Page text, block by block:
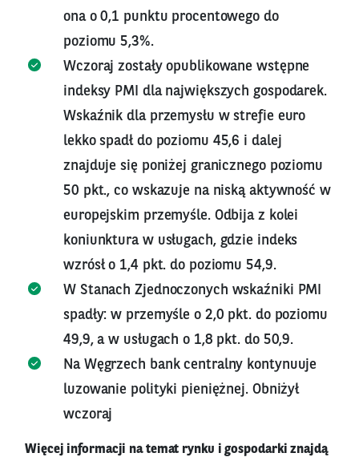
ona o 0,1 punktu procentowego do
poziomu 5,3%.
Wczoraj zostały opublikowane wstępne
indeksy PMI dla największych gospodarek.
Wskaźnik dla przemysłu w strefie euro
lekko spadł do poziomu 45,6 i dalej
znajduje się poniżej granicznego poziomu
50 pkt., co wskazuje na niską aktywność w
europejskim przemyśle. Odbija z kolei
koniunktura w usługach, gdzie indeks
wzrósł o 1,4 pkt. do poziomu 54,9.
W Stanach Zjednoczonych wskaźniki PMI
spadły: w przemyśle o 2,0 pkt. do poziomu
49,9, a w usługach o 1,8 pkt. do 50,9.
Na Węgrzech bank centralny kontynuuje
luzowanie polityki pieniężnej. Obniżył
wczoraj
Więcej informacji na temat rynku i gospodarki znajdą